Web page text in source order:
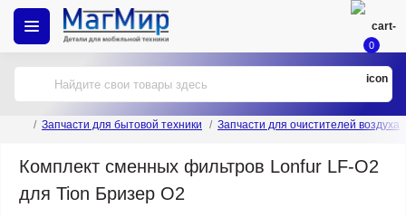
0
Запчасти для бытовой техники Запчасти для очистителей воздуха
Комплект сменных фильтров Lonfur LF-O2
для Tion Бризер O2